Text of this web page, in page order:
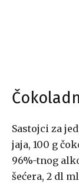
Sastojci za
jaja, 100 g
96%-tnog
šećera, 2 dl